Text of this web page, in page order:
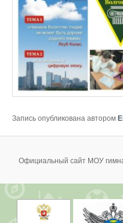
Запись опубликована автором
Официальный сайт МОУ